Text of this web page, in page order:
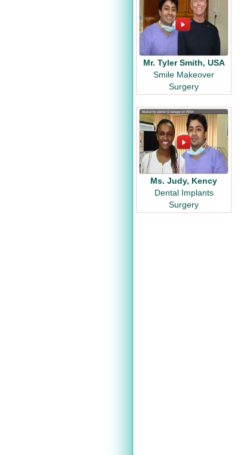
Mr. Tyler Smith, USA
Smile Makeover
Surgery
Ms. Judy, Kency
Dental Implants
Surgery